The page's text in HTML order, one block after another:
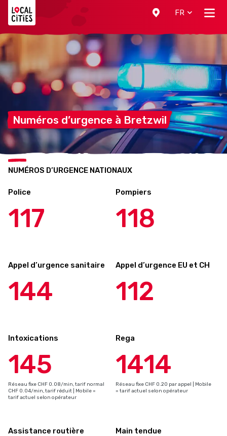
FR
Numéros d’urgence à Bretzwil
NUMÉROS D’URGENCE NATIONAUX
Police
117
Pompiers
118
Appel d’urgence sanitaire
144
Appel d’urgence EU et CH
112
Intoxications
145
Réseau fixe CHF 0.08/min, tarif normal
CHF 0.04/min, tarif réduit | Mobile =
tarif actuel selon opérateur
Rega
1414
Réseau fixe CHF 0.20 par appel | Mobile
= tarif actuel selon opérateur
Assistance routière Main tendue